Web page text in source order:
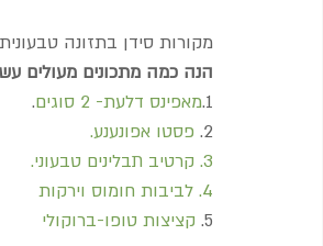
מקורות סידן בתזונה
הנה כמה מתכונים מעולים
1. מאפינס דלעת- 2 סוגים
.
2. פסטו אפונענע.
3. קרטיב תבלינים טבעוני.
4. לביבות חומוס וירקות
5. קציצות טופו-ברוקולי